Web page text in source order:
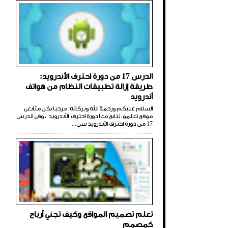
الدرس 17 من دورة احترف الأندرويد:
طريقة إزالة تطبيقات النظام من هواتف
أندرويد
السلام عليكم ورحمة الله وبركاته: مرحبا بكل متابعى
موقع تعلمو، نتابع معا دورة احترف الأندرويد ، وفى الدرس
17 من دورة احترف الأندرويد سن...
تعلم تصميم المواقع وكيف تجني أرباح
كمصمم